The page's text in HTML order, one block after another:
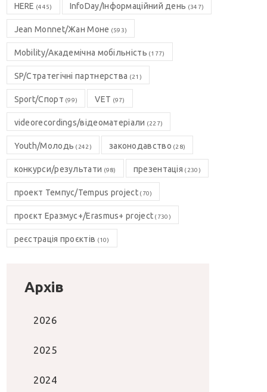
HERE (445) InfoDay/Інформаційний день (347)
Jean Monnet/Жан Моне (593)
Mobility/Академічна мобільність (177)
SP/Стратегічні партнерства (21)
Sport/Спорт (99) VET (97)
videorecordings/відеоматеріали (227)
Youth/Молодь (242) законодавство (28)
конкурси/результати (98) презентація (230)
проект Темпус/Tempus project(70)
проєкт Еразмус+/Erasmus+ project (730)
реєстрація проєктів (10)
Архів
2026
2025
2024